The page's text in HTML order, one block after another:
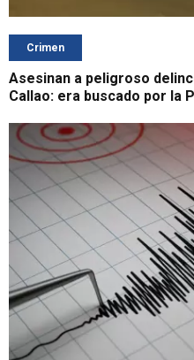
Crimen
Asesinan a peligroso
Callao: era buscado por la